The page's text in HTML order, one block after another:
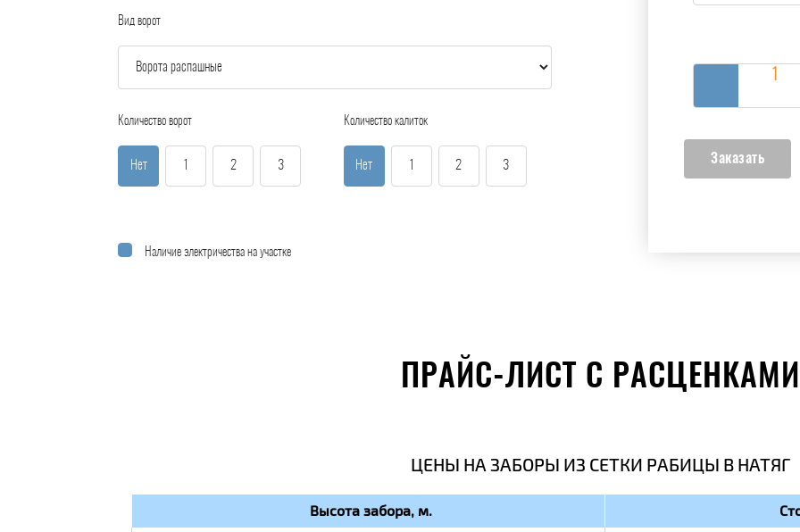
Вид ворот
Количество ворот
Нет 2 3
Количество калиток
Нет 2 3
Наличие электричества на участке
ПРАЙС-ЛИСТ С РАСЦЕНКАМИ
ЦЕНЫ НА ЗАБОРЫ ИЗ СЕТКИ РАБИЦЫ В НАТЯГ
Высота забора, м.